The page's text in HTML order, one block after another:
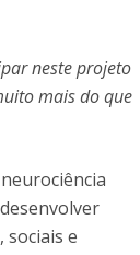
neste projeto
mais do que
sociais e